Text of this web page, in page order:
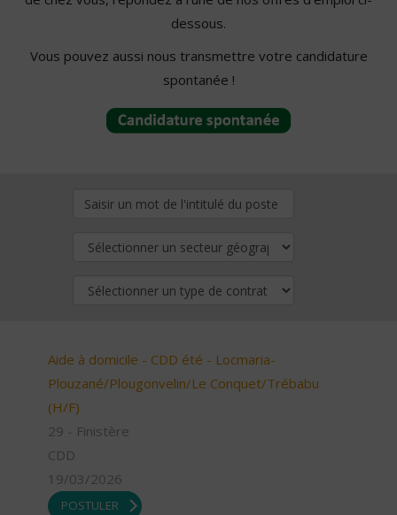
dessous.
Vous pouvez aussi nous transmettre votre candidature
spontanée !
Aide à domicile - CDD été - Locmaria-
Plouzané/Plougonvelin/Le Conquet/Trébabu
(H/F)
29 - Finistère
CDD
19/03/2026
POSTULER